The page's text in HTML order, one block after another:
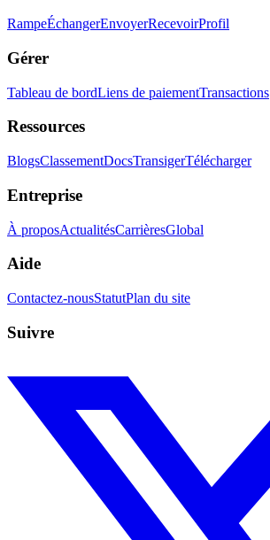
RampeÉchangerEnvoyerRecevoirProfil
Gérer
Tableau de bordLiens de paiementTransactions
Ressources
BlogsClassementDocsTransigerTélécharger
Entreprise
À proposActualitésCarrièresGlobal
Aide
Contactez-nousStatutPlan du site
Suivre